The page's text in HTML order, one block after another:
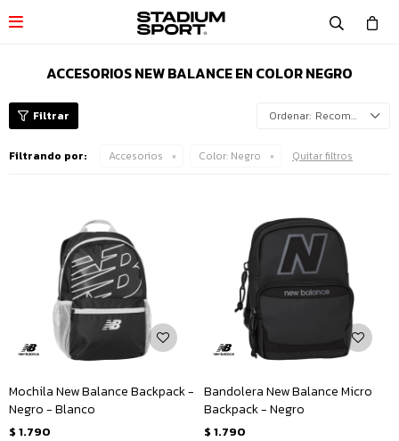

ACCESORIOS NEW BALANCE EN COLOR NEGRO
Recomendados
Filtrando por: Accesorios Color: Negro Quitar filtros
Mochila New Balance Backpack -
Negro - Blanco
$ 1.790
Bandolera New Balance Micro
Backpack - Negro
$ 1.790